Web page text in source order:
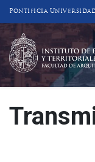
Pontificia
INSTITUTO
Y